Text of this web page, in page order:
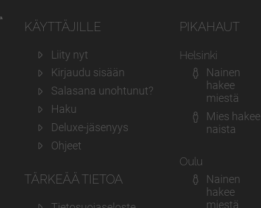
KÄYTTÄJILLE
Liity nyt
Kirjaudu sisään
Salasana unohtunut?
Haku
Deluxe-jäsenyys
Ohjeet
TÄRKEÄÄ TIETOA
PIKAHAUT
Helsinki
Nainen
hakee
miestä
Mies hakee
naista
Oulu
Nainen
hakee
miestä